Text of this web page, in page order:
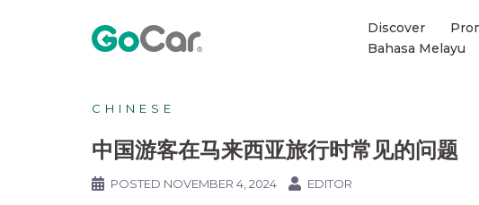
Discover
Bahasa Melayu
CHINESE
中国游客在马来西亚旅行时常见的问题
POSTED NOVEMBER 4, 2024 EDITOR